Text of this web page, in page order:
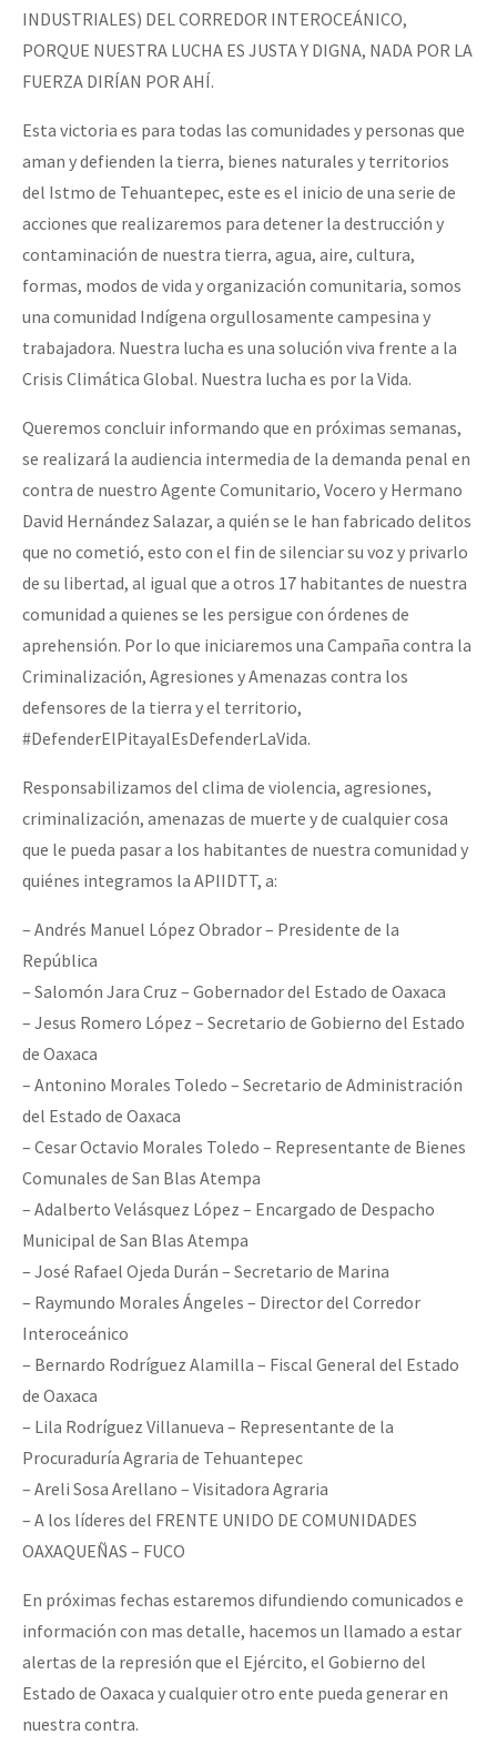
INDUSTRIALES) DEL CORREDOR INTEROCEÁNICO,
PORQUE NUESTRA LUCHA ES JUSTA Y DIGNA, NADA POR LA
FUERZA DIRÍAN POR AHÍ.
Esta victoria es para todas las comunidades y personas que
aman y defienden la tierra, bienes naturales y territorios
del Istmo de Tehuantepec, este es el inicio de una serie de
acciones que realizaremos para detener la destrucción y
contaminación de nuestra tierra, agua, aire, cultura,
formas, modos de vida y organización comunitaria, somos
una comunidad Indígena orgullosamente campesina y
trabajadora. Nuestra lucha es una solución viva frente a la
Crisis Climática Global. Nuestra lucha es por la Vida.
Queremos concluir informando que en próximas semanas,
se realizará la audiencia intermedia de la demanda penal en
contra de nuestro Agente Comunitario, Vocero y Hermano
David Hernández Salazar, a quién se le han fabricado delitos
que no cometió, esto con el fin de silenciar su voz y privarlo
de su libertad, al igual que a otros 17 habitantes de nuestra
comunidad a quienes se les persigue con órdenes de
aprehensión. Por lo que iniciaremos una Campaña contra la
Criminalización, Agresiones y Amenazas contra los
defensores de la tierra y el territorio,
#DefenderElPitayalEsDefenderLaVida.
Responsabilizamos del clima de violencia, agresiones,
criminalización, amenazas de muerte y de cualquier cosa
que le pueda pasar a los habitantes de nuestra comunidad y
quiénes integramos la APIIDTT, a:
– Andrés Manuel López Obrador – Presidente de la
República
– Salomón Jara Cruz – Gobernador del Estado de Oaxaca
– Jesus Romero López – Secretario de Gobierno del Estado
de Oaxaca
– Antonino Morales Toledo – Secretario de Administración
del Estado de Oaxaca
– Cesar Octavio Morales Toledo – Representante de Bienes
Comunales de San Blas Atempa
– Adalberto Velásquez López – Encargado de Despacho
Municipal de San Blas Atempa
– José Rafael Ojeda Durán – Secretario de Marina
– Raymundo Morales Ángeles – Director del Corredor
Interoceánico
– Bernardo Rodríguez Alamilla – Fiscal General del Estado
de Oaxaca
– Lila Rodríguez Villanueva – Representante de la
Procuraduría Agraria de Tehuantepec
– Areli Sosa Arellano – Visitadora Agraria
– A los líderes del FRENTE UNIDO DE COMUNIDADES
OAXAQUEÑAS – FUCO
En próximas fechas estaremos difundiendo comunicados e
información con mas detalle, hacemos un llamado a estar
alertas de la represión que el Ejército, el Gobierno del
Estado de Oaxaca y cualquier otro ente pueda generar en
nuestra contra.